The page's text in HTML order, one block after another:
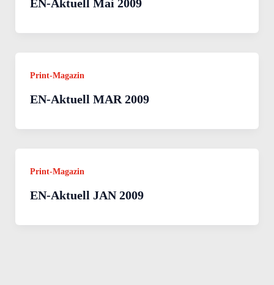
EN-Aktuell Mai 2009
Print-Magazin
EN-Aktuell MAR 2009
Print-Magazin
EN-Aktuell JAN 2009